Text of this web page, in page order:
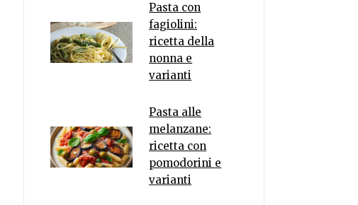
Pasta con
fagiolini:
ricetta della
nonna e
varianti
Pasta alle
melanzane:
ricetta con
pomodorini e
varianti